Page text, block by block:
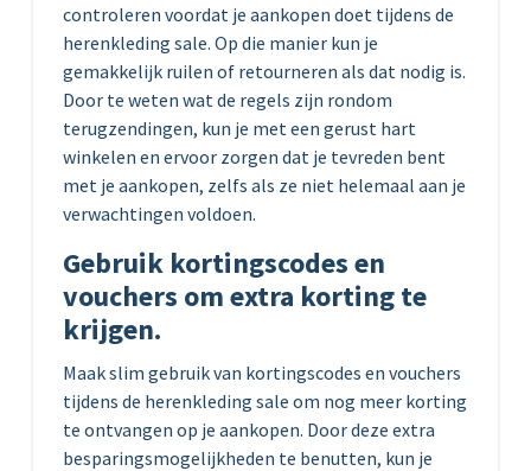
controleren voordat je aankopen doet tijdens de
herenkleding sale. Op die manier kun je
gemakkelijk ruilen of retourneren als dat nodig is.
Door te weten wat de regels zijn rondom
terugzendingen, kun je met een gerust hart
winkelen en ervoor zorgen dat je tevreden bent
met je aankopen, zelfs als ze niet helemaal aan je
verwachtingen voldoen.
Gebruik kortingscodes en
vouchers om extra korting te
krijgen.
Maak slim gebruik van kortingscodes en vouchers
tijdens de herenkleding sale om nog meer korting
te ontvangen op je aankopen. Door deze extra
besparingsmogelijkheden te benutten, kun je